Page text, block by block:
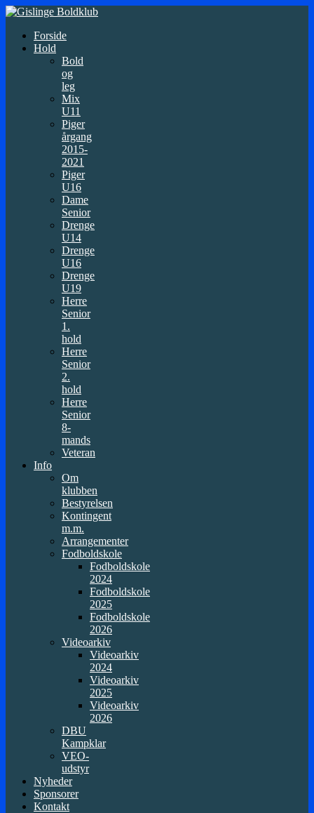
Forside
Hold
Bold
og
leg
Mix
U11
Piger
årgang
2015-
2021
Piger
U16
Dame
Senior
Drenge
U14
Drenge
U16
Drenge
U19
Herre
Senior
1.
hold
Herre
Senior
2.
hold
Herre
Senior
8-
mands
Veteran
Info
Om
klubben
Bestyrelsen
Kontingent
m.m.
Arrangementer
Fodboldskole
Fodboldskole
2024
Fodboldskole
2025
Fodboldskole
2026
Videoarkiv
Videoarkiv
2024
Videoarkiv
2025
Videoarkiv
2026
DBU
Kampklar
VEO-
udstyr
Nyheder
Sponsorer
Kontakt